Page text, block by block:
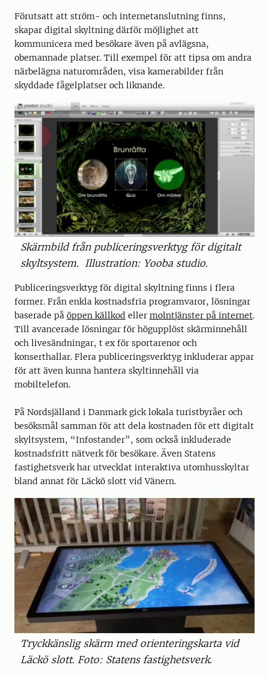
Förutsatt att ström- och internetanslutning finns,
skapar digital skyltning därför möjlighet att
kommunicera med besökare även på avlägsna,
obemannade platser. Till exempel för att tipsa om andra
närbelägna naturområden, visa kamerabilder från
skyddade fågelplatser och liknande.
Skärmbild från publiceringsverktyg för digitalt
skyltsystem. Illustration: Yooba studio.
Publiceringsverktyg för digital skyltning finns i flera
former. Från enkla kostnadsfria programvaror, lösningar
baserade på öppen källkod eller molntjänster på internet.
Till avancerade lösningar för högupplöst skärminnehåll
och livesändningar, t ex för sportarenor och
konserthallar. Flera publiceringsverktyg inkluderar appar
för att även kunna hantera skyltinnehåll via
mobiltelefon.
På Nordsjälland i Danmark gick lokala turistbyråer och
besöksmål samman för att dela kostnaden för ett digitalt
skyltsystem, “Infostander”, som också inkluderade
kostnadsfritt nätverk för besökare. Även Statens
fastighetsverk har utvecklat interaktiva utomhusskyltar
bland annat för Läckö slott vid Vänern.
Tryckkänslig skärm med orienteringskarta vid
Läckö slott. Foto: Statens fastighetsverk.